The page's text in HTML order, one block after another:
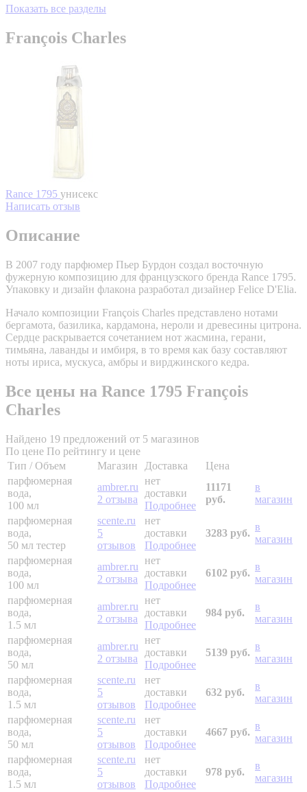
Показать все разделы
François Charles
Rance 1795 унисекс
Написать отзыв
Описание
В 2007 году парфюмер Пьер Бурдон создал восточную
фужерную композицию для французского бренда Rance 1795.
Упаковку и дизайн флакона разработал дизайнер Felice D'Elia.
Начало композиции François Charles представлено нотами
бергамота, базилика, кардамона, нероли и древесины цитрона.
Сердце раскрывается сочетанием нот жасмина, герани,
тимьяна, лаванды и имбиря, в то время как базу составляют
ноты ириса, мускуса, амбры и вирджинского кедра.
Все цены на Rance 1795 François
Charles
Найдено 19 предложений от 5 магазинов
По цене По рейтингу и цене
Тип / Объем
Магазин Доставка
Цена
парфюмерная
вода,
100 мл
ambrer.ru
2 отзыва
нет
доставки
Подробнее
11171
руб.
в
магазин
парфюмерная
вода,
50 мл тестер
scente.ru
5
отзывов
нет
доставки
Подробнее
3283 руб.
в
магазин
парфюмерная
вода,
100 мл
ambrer.ru
2 отзыва
нет
доставки
Подробнее
6102 руб.
в
магазин
парфюмерная
вода,
1.5 мл
ambrer.ru
2 отзыва
нет
доставки
Подробнее
984 руб.
в
магазин
парфюмерная
вода,
50 мл
ambrer.ru
2 отзыва
нет
доставки
Подробнее
5139 руб.
в
магазин
парфюмерная
вода,
1.5 мл
scente.ru
5
отзывов
нет
доставки
Подробнее
632 руб.
в
магазин
парфюмерная
вода,
50 мл
scente.ru
5
отзывов
нет
доставки
Подробнее
4667 руб.
в
магазин
парфюмерная
вода,
1.5 мл
scente.ru
5
отзывов
нет
доставки
Подробнее
978 руб.
в
магазин